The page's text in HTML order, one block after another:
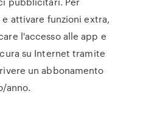
attivare funzioni extra,
l'accesso alle app e
su Internet tramite
un abbonamento
anno.